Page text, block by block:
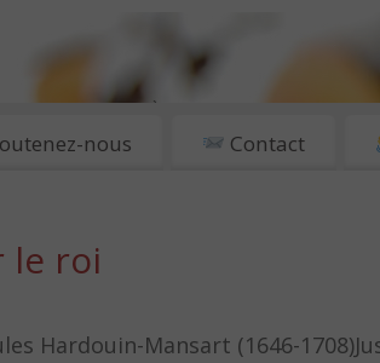
ET CULTURE À PARIS
nous Contact
le roi
Hardouin-Mansart (1646-